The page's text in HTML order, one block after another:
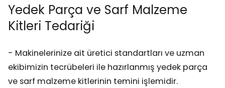
Yedek Parça ve Sarf Malzeme
Kitleri Tedariği
- Makinelerinize ait üretici standartları ve uzman
ekibimizin tecrübeleri ile hazırlanmış yedek parça
ve sarf malzeme kitlerinin temini işlemidir.